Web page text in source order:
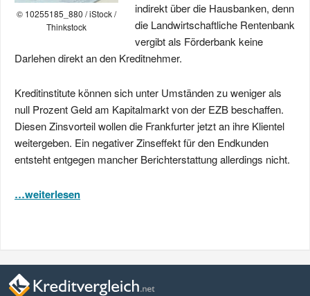
© 10255185_880 / iStock /
Thinkstock
indirekt über die Hausbanken, denn
die Landwirtschaftliche Rentenbank
vergibt als Förderbank keine
Darlehen direkt an den Kreditnehmer.
Kreditinstitute können sich unter Umständen zu weniger als
null Prozent Geld am Kapitalmarkt von der EZB beschaffen.
Diesen Zinsvorteil wollen die Frankfurter jetzt an ihre Klientel
weitergeben. Ein negativer Zinseffekt für den Endkunden
entsteht entgegen mancher Berichterstattung allerdings nicht.
…weiterlesen